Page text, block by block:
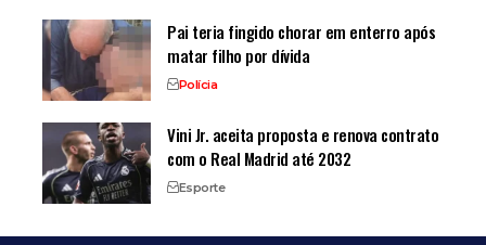
Pai teria fingido chorar em enterro após
matar filho por dívida
Polícia
Vini Jr. aceita proposta e renova contrato
com o Real Madrid até 2032
Esporte